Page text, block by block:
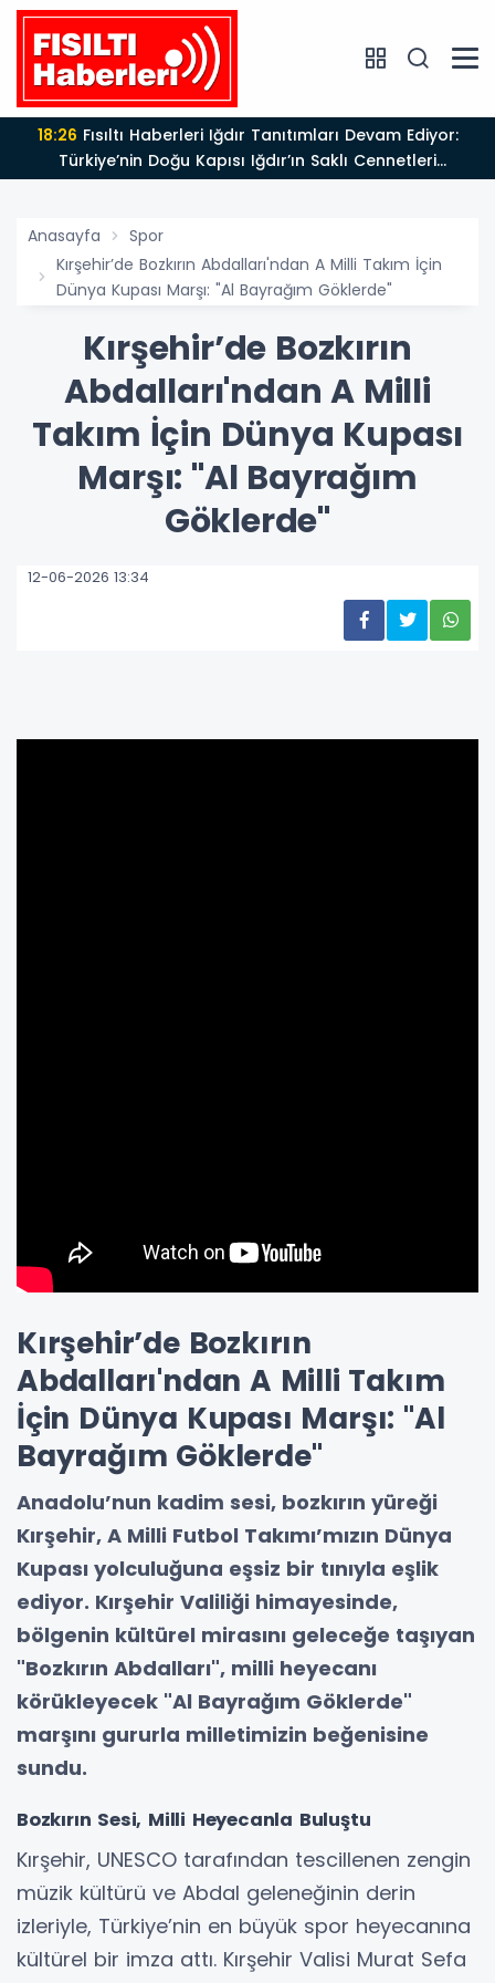
Saklı Cennetleri
17:47Türk Tiyatrosu ve Edebiyatı Büyük Bir Değerini
Kaybetti: Bilgesu Erenus’u Son
Anasayfa
Spor
Kırşehir’de Bozkırın Abdalları'ndan A Milli Takım İçin
Dünya Kupası Marşı: "Al Bayrağım Göklerde"
Kırşehir’de Bozkırın
Abdalları'ndan A Milli
Takım İçin Dünya Kupası
Marşı: "Al Bayrağım
Göklerde"
12-06-2026 13:34
Kırşehir’de Bozkırın
Abdalları'ndan A Milli Takım
İçin Dünya Kupası Marşı: "Al
Bayrağım Göklerde"
Anadolu’nun kadim sesi, bozkırın yüreği
Kırşehir, A Milli Futbol Takımı’mızın Dünya
Kupası yolculuğuna eşsiz bir tınıyla eşlik
ediyor. Kırşehir Valiliği himayesinde,
bölgenin kültürel mirasını geleceğe taşıyan
"Bozkırın Abdalları", milli heyecanı
körükleyecek "Al Bayrağım Göklerde"
marşını gururla milletimizin beğenisine
sundu.
Bozkırın Sesi, Milli Heyecanla Buluştu
Kırşehir, UNESCO tarafından tescillenen zengin
müzik kültürü ve Abdal geleneğinin derin
izleriyle, Türkiye’nin en büyük spor heyecanına
kültürel bir imza attı. Kırşehir Valisi Murat Sefa